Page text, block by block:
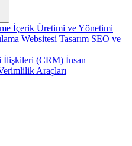
İçerik Üretimi ve Yönetimi
Websitesi Tasarım SEO ve
İlişkileri (CRM) İnsan
Araçları